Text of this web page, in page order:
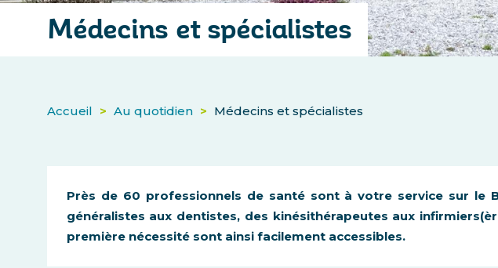
Médecins et spécialistes
Accueil > Au quotidien > Médecins et spécialistes
Près de 60 professionnels de santé sont à votre service sur le
généralistes aux dentistes, des kinésithérapeutes aux
première nécessité sont ainsi facilement accessibles.